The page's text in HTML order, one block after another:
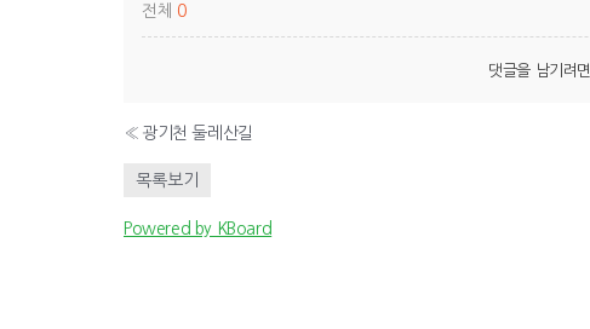
전체 0
댓글을 남기려면
« 광기천 둘레산길
목록보기
Powered by KBoard